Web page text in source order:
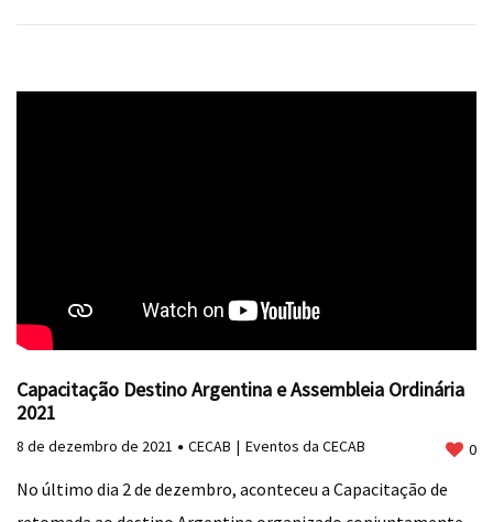
Capacitação Destino Argentina e Assembleia Ordinária
2021
8 de dezembro de 2021 CECAB Eventos da CECAB 0
No último dia 2 de dezembro, aconteceu a Capacitação de